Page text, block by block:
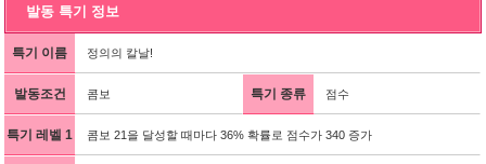
발동 특기 정보
특기 이름 정의의 칼날!
발동조건 콤보 특기 종류 점수
특기 레벨 1 콤보 21을 달성할 때마다 36% 확률로 점수가 340 증가